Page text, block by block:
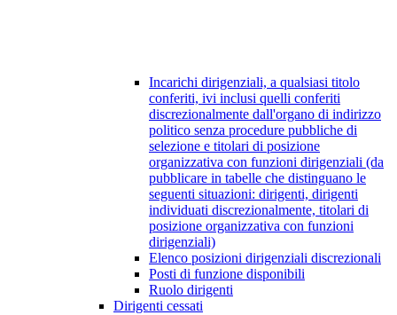
Incarichi dirigenziali, a qualsiasi titolo
conferiti, ivi inclusi quelli conferiti
discrezionalmente dall'organo di indirizzo
politico senza procedure pubbliche di
selezione e titolari di posizione
organizzativa con funzioni dirigenziali (da
pubblicare in tabelle che distinguano le
seguenti situazioni: dirigenti, dirigenti
individuati discrezionalmente, titolari di
posizione organizzativa con funzioni
dirigenziali)
Elenco posizioni dirigenziali discrezionali
Posti di funzione disponibili
Ruolo dirigenti
Dirigenti cessati